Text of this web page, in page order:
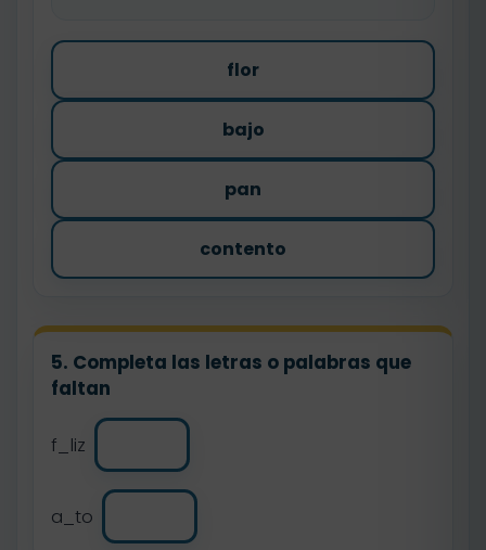
flor
bajo
pan
contento
5. Completa las letras o palabras que
faltan
f_liz
a_to